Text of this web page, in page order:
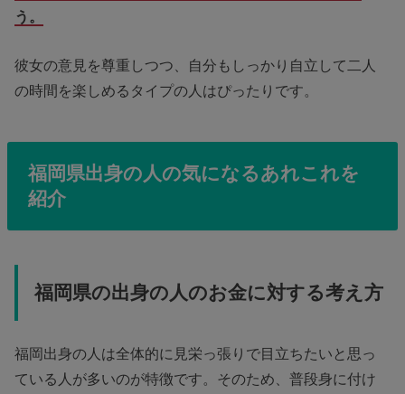
う。
彼女の意見を尊重しつつ、自分もしっかり自立して二人
の時間を楽しめるタイプの人はぴったりです。
福岡県出身の人の気になるあれこれを
紹介
福岡県の出身の人のお金に対する考え方
福岡出身の人は全体的に見栄っ張りで目立ちたいと思っ
ている人が多いのが特徴です。そのため、普段身に付け